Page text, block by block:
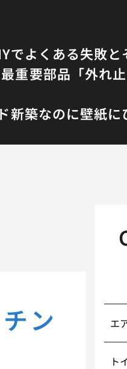
でよくある失敗と
重要部品「外れ止
新築なのに壁紙
ン
エ
ト